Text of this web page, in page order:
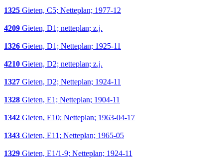
1325 Gieten, C5; Netteplan; 1977-12
4209 Gieten, D1; netteplan; z.j.
1326 Gieten, D1; Netteplan; 1925-11
4210 Gieten, D2; netteplan; z.j.
1327 Gieten, D2; Netteplan; 1924-11
1328 Gieten, E1; Netteplan; 1904-11
1342 Gieten, E10; Netteplan; 1963-04-17
1343 Gieten, E11; Netteplan; 1965-05
1329 Gieten, E1/1-9; Netteplan; 1924-11